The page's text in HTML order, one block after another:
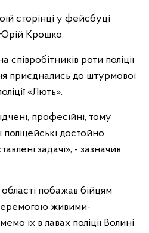
сторінці у фейсбуці
Юрій Крошко.
роти поліції
приєднались до штурмової
«Лють».
професійні, тому
достойно
задачі», - зазначив
побажав бійцям
живими-
їх в лавах поліції Волині